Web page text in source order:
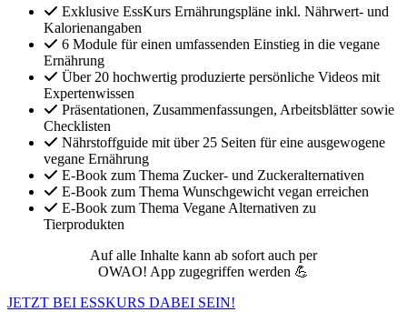
Exklusive EssKurs Ernährungspläne inkl. Nährwert- und
Kalorienangaben
6 Module für einen umfassenden Einstieg in die vegane
Ernährung
Über 20 hochwertig produzierte persönliche Videos mit
Expertenwissen
Präsentationen, Zusammenfassungen, Arbeitsblätter sowie
Checklisten
Nährstoffguide mit über 25 Seiten für eine ausgewogene
vegane Ernährung
E-Book zum Thema Zucker- und Zuckeralternativen
E-Book zum Thema Wunschgewicht vegan erreichen
E-Book zum Thema Vegane Alternativen zu
Tierprodukten
Auf alle Inhalte kann ab sofort auch per
OWAO! App zugegriffen werden 💪
JETZT BEI ESSKURS DABEI SEIN!